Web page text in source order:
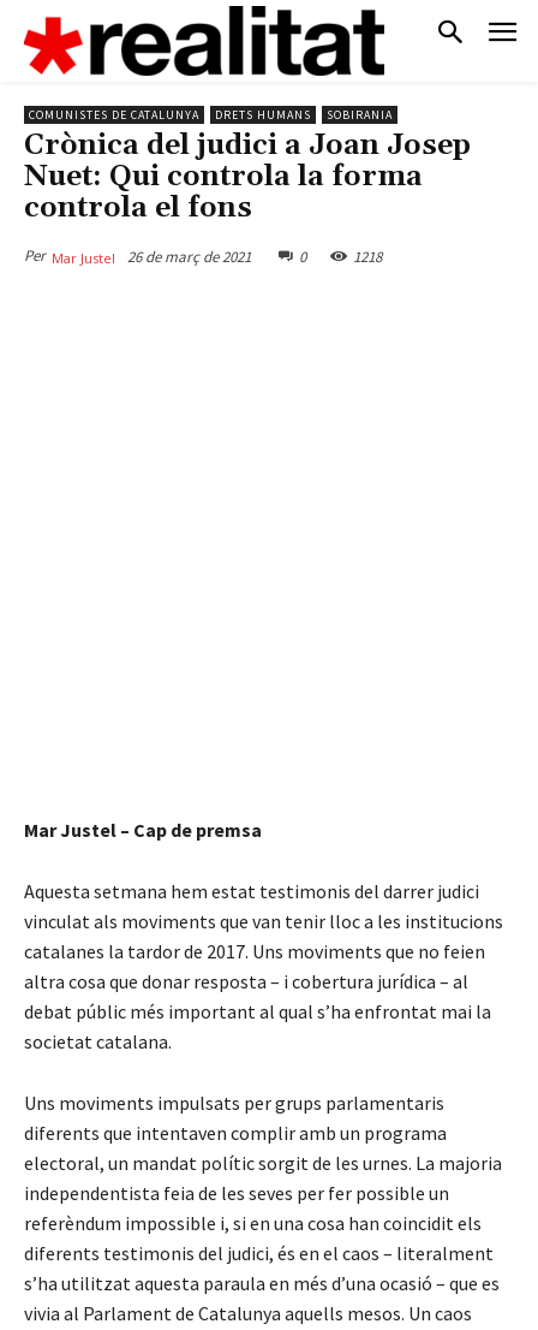
COMUNISTES DE CATALUNYA DRETS HUMANS SOBIRANIA
Crònica del judici a Joan Josep
Nuet: Qui controla la forma
controla el fons
Per Mar Justel 26 de març de 2021 0 1218
Mar Justel – Cap de premsa
Aquesta setmana hem estat testimonis del darrer judici
vinculat als moviments que van tenir lloc a les institucions
catalanes la tardor de 2017. Uns moviments que no feien
altra cosa que donar resposta – i cobertura jurídica – al
debat públic més important al qual s’ha enfrontat mai la
societat catalana.
Uns moviments impulsats per grups parlamentaris
diferents que intentaven complir amb un programa
electoral, un mandat polític sorgit de les urnes. La majoria
independentista feia de les seves per fer possible un
referèndum impossible i, si en una cosa han coincidit els
diferents testimonis del judici, és en el caos – literalment
s’ha utilitzat aquesta paraula en més d’una ocasió – que es
vivia al Parlament de Catalunya aquells mesos. Un caos